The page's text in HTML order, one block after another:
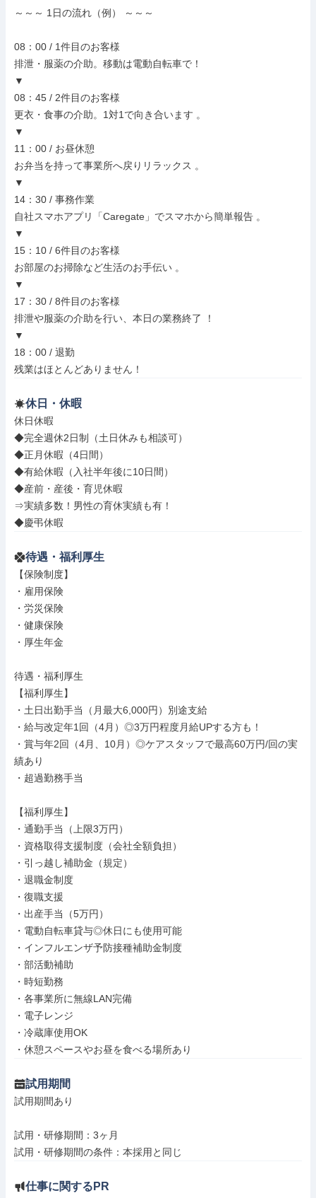
～～～ 1日の流れ（例） ～～～
08：00 / 1件目のお客様
排泄・服薬の介助。移動は電動自転車で！
▼
08：45 / 2件目のお客様
更衣・食事の介助。1対1で向き合います 。
▼
11：00 / お昼休憩
お弁当を持って事業所へ戻りリラックス 。
▼
14：30 / 事務作業
自社スマホアプリ「Caregate」でスマホから簡単報告 。
▼
15：10 / 6件目のお客様
お部屋のお掃除など生活のお手伝い 。
▼
17：30 / 8件目のお客様
排泄や服薬の介助を行い、本日の業務終了 ！
▼
18：00 / 退勤
残業はほとんどありません！
休日・休暇
休日休暇
◆完全週休2日制（土日休みも相談可）
◆正月休暇（4日間）
◆有給休暇（入社半年後に10日間）
◆産前・産後・育児休暇
⇒実績多数！男性の育休実績も有！
◆慶弔休暇
待遇・福利厚生
【保険制度】
・雇用保険
・労災保険
・健康保険
・厚生年金
待遇・福利厚生
【福利厚生】
・土日出勤手当（月最大6,000円）別途支給
・給与改定年1回（4月）◎3万円程度月給UPする方も！
・賞与年2回（4月、10月）◎ケアスタッフで最高60万円/回の実
績あり
・超過勤務手当
【福利厚生】
・通勤手当（上限3万円）
・資格取得支援制度（会社全額負担）
・引っ越し補助金（規定）
・退職金制度
・復職支援
・出産手当（5万円）
・電動自転車貸与◎休日にも使用可能
・インフルエンザ予防接種補助金制度
・部活動補助
・時短勤務
・各事業所に無線LAN完備
・電子レンジ
・冷蔵庫使用OK
・休憩スペースやお昼を食べる場所あり
試用期間
試用期間あり
試用・研修期間：3ヶ月
仕事に関するPR